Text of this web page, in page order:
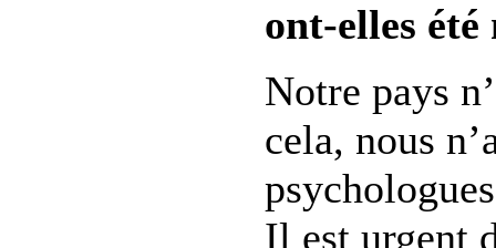
ont-elles été
Notre pays
cela, nous
Il est urgent